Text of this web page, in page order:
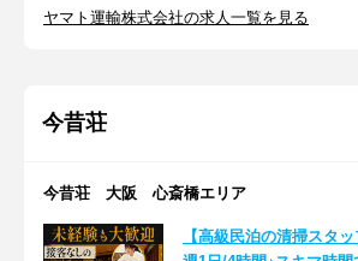
ヤマト運輸株式会社の求人一覧を見る
今昔荘
今昔荘 大阪 心斎橋エリア
【高級民泊の清掃スタ